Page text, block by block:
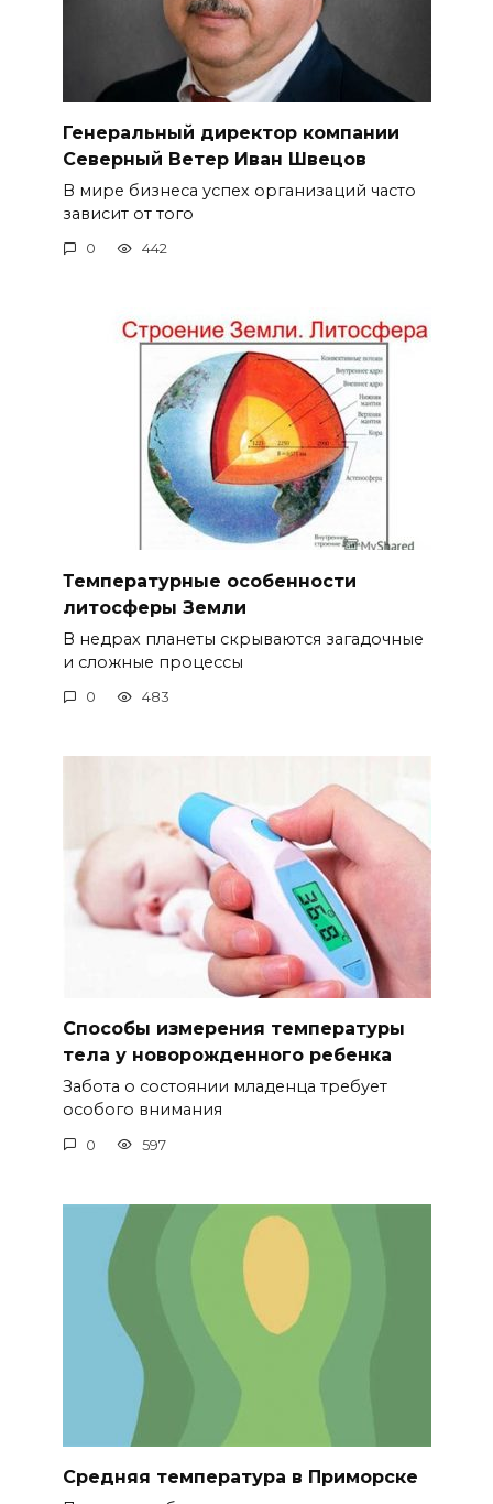
Генеральный директор компании
Северный Ветер Иван Швецов
В мире бизнеса успех организаций часто
зависит от того
0 442
Температурные особенности
литосферы Земли
В недрах планеты скрываются загадочные
и сложные процессы
0 483
Способы измерения температуры
тела у новорожденного ребенка
Забота о состоянии младенца требует
особого внимания
0 597
Средняя температура в Приморске